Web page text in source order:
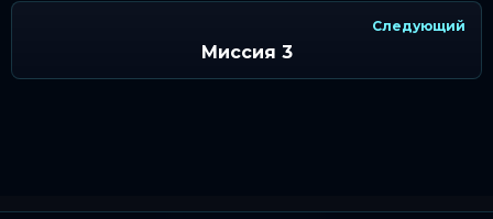
Следующий
Миссия 3